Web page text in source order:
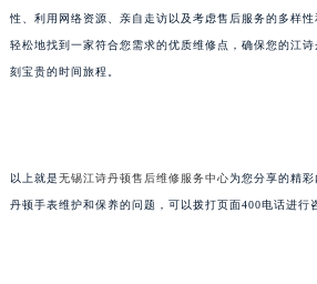
性、利用网络资源、亲自走访以及考虑售后服务的多样
轻松地找到一家符合您需求的优质维修点，确保您的江
刻宝贵的时间旅程。
以上就是无锡江诗丹顿售后维修服务中心为您分享的精
丹顿手表维护和保养的问题，可以拨打页面400电话进行